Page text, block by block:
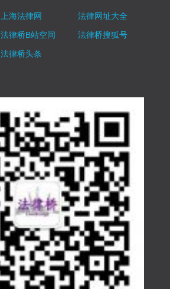
上海法律网
法律网址大全
法律桥B站空间
法律桥搜狐号
法律桥头条